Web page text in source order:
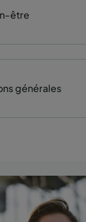
être
générales